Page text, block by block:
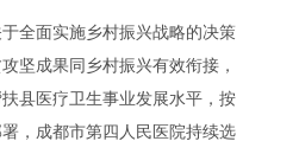
面实施乡村振兴战略的决策
坚成果同乡村振兴有效衔接，
县医疗卫生事业发展水平，按
，成都市第四人民医院持续选